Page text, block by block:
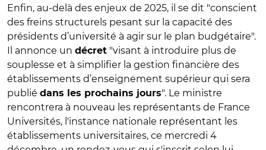
Enfin, au-delà des enjeux de 2025, il se dit "conscient
des freins structurels pesant sur la capacité des
présidents d’université à agir sur le plan budgétaire".
Il annonce un décret "visant à introduire plus de
souplesse et à simplifier la gestion financière des
établissements d’enseignement supérieur qui sera
publié dans les prochains jours". Le ministre
rencontrera à nouveau les représentants de France
Universités, l'instance nationale représentant les
établissements universitaires, ce mercredi 4